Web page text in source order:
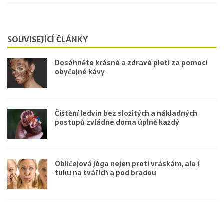
SOUVISEJÍCÍ ČLÁNKY
Dosáhněte krásné a zdravé pleti za pomoci
obyčejné kávy
Čištění ledvin bez složitých a nákladných
postupů zvládne doma úplně každý
Obličejová jóga nejen proti vráskám, ale i
tuku na tvářích a pod bradou